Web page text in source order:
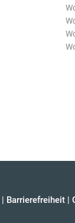
| Barrierefreiheit |